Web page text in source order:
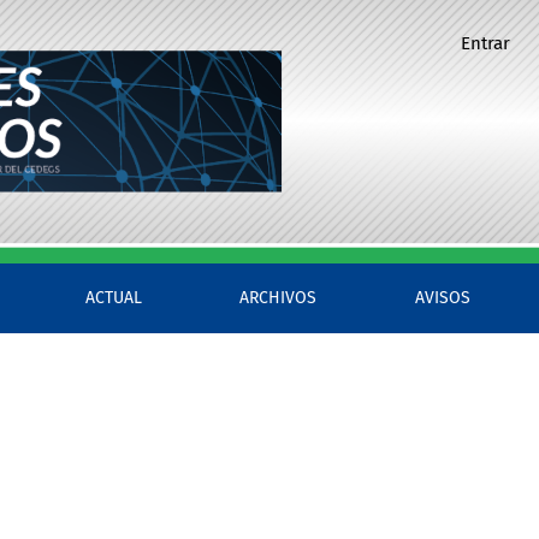
ACTUAL ARCHIVOS AVISOS
Entrar